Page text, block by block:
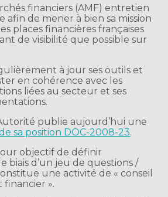
financiers (AMF) entretien
afin de mener à bien sa mission
places financières françaises
de visibilité que possible sur
à jour ses outils et
en cohérence avec les
liées au secteur et ses
publie aujourd’hui une
sa position DOC-2008-23.
objectif de définir
biais d’un jeu de questions /
une activité de « conseil
financier ».